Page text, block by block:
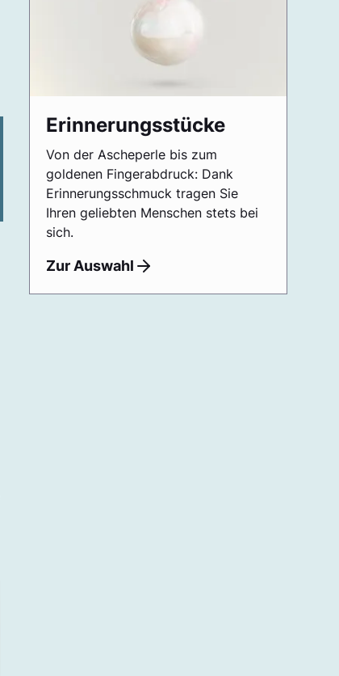
Erinnerungsstücke
Von der Ascheperle bis zum
goldenen Fingerabdruck: Dank
Erinnerungsschmuck tragen Sie
Ihren geliebten Menschen stets bei
sich.
Zur Auswahl